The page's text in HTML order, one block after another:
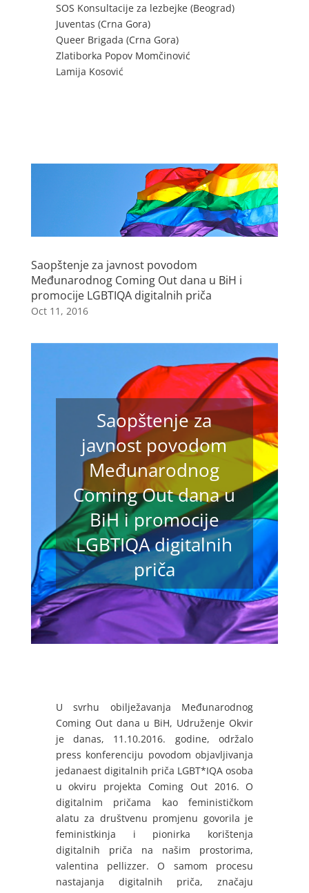
SOS Konsultacije za lezbejke (Beograd)
Juventas (Crna Gora)
Queer Brigada (Crna Gora)
Zlatiborka Popov Momčinović
Lamija Kosović
Saopštenje za javnost povodom
Međunarodnog Coming Out dana u BiH i
promocije LGBTIQA digitalnih priča
Oct 11, 2016
Saopštenje za
javnost povodom
Međunarodnog
Coming Out dana u
BiH i promocije
LGBTIQA digitalnih
priča
U svrhu obilježavanja Međunarodnog
Coming Out dana u BiH, Udruženje Okvir
je danas, 11.10.2016. godine, održalo
press konferenciju povodom objavljivanja
jedanaest digitalnih priča LGBT*IQA osoba
u okviru projekta Coming Out 2016. O
digitalnim pričama kao feminističkom
alatu za društvenu promjenu govorila je
feministkinja i pionirka korištenja
digitalnih priča na našim prostorima,
valentina pellizzer. O samom procesu
nastajanja digitalnih priča, značaju